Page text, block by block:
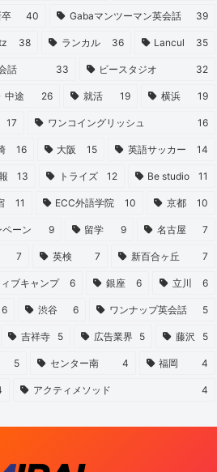
卒 40 Gabaマンツーマン英会話 39
38 ランカル 36 Lancul 35
話 33 ビースタジオ 32
中途 26 就活 19 横浜 19
17 ワンコイングリッシュ 16
16 大阪 15 英語サッカー 14
13 トライズ 12 Be studio 11
11 ECC外語学院 10 京都 10
ーン 9 留学 9 名古屋 7
7 英検 7 新百合ヶ丘 7
ブキャンプ 6 銀座 6 立川 6
6 渋谷 6 ワンナップ英会話 5
吉祥寺 5 広告業界 5 藤沢 5
5 センター南 4 福岡 4
アクティメソッド 4